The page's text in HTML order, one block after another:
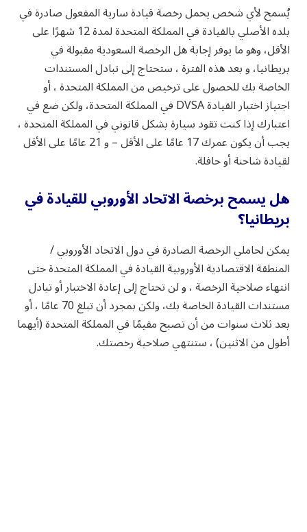
يُسمح لأي شخص يحمل رخصة قيادة سارية المفعول صادرة في
بلده الأصلي بالقيادة في المملكة المتحدة لمدة 12 شهرًا على
الأقل، وهو ما يوفر إجابة هل الرخصة السعودية مقبولة في
بريطانيا، و بعد هذه الفترة ، ستحتاج إلى تبادل المستندات
الخاصة بك للحصول على ترخيص من المملكة المتحدة ، أو
اجتياز اختبار القيادة DVSA في المملكة المتحدة، ولكن ضع في
اعتبارك إذا كنت تقود سيارة بشكل قانوني في المملكة المتحدة ،
يجب أن يكون عمرك 17 عامًا على الأقل – و 21 عامًا على الأقل
لقيادة شاحنة أو حافلة.
هل يسمح برخصة الاتحاد الأوروبي للقيادة في
بريطانيا؟
يمكن لحاملي الرخصة الصادرة في دول الاتحاد الأوروبي /
المنطقة الاقتصادية الأوروبية القيادة في المملكة المتحدة حتى
انتهاء صلاحية الرخصة ، و لن تحتاج إلى إعادة الاختبار أو تبادل
مستندات القيادة الخاصة بك، ولكن بمجرد أن تبلغ 70 عامًا ، أو
بعد ثلاث سنوات من أن تصبح مقيمًا في المملكة المتحدة (أيهما
أطول من الاثنين) ، ستنتهي صلاحية رخصتك.